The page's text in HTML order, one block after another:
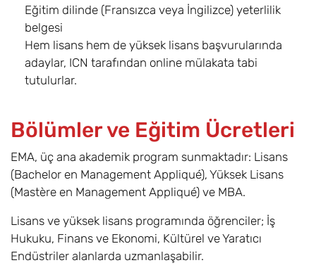
Eğitim dilinde (Fransızca veya İngilizce) yeterlilik
belgesi
Hem lisans hem de yüksek lisans başvurularında
adaylar, ICN tarafından online mülakata tabi
tutulurlar.
Bölümler ve Eğitim Ücretleri
EMA, üç ana akademik program sunmaktadır: Lisans
(Bachelor en Management Appliqué), Yüksek Lisans
(Mastère en Management Appliqué) ve MBA.
Lisans ve yüksek lisans programında öğrenciler; İş
Hukuku, Finans ve Ekonomi, Kültürel ve Yaratıcı
Endüstriler alanlarda uzmanlaşabilir.